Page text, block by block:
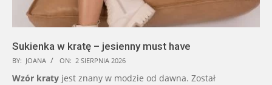
Sukienka w kratę – jesienny must have
BY: JOANA ON: 2 SIERPNIA 2026
Wzór kraty jest znany w modzie od dawna. Został